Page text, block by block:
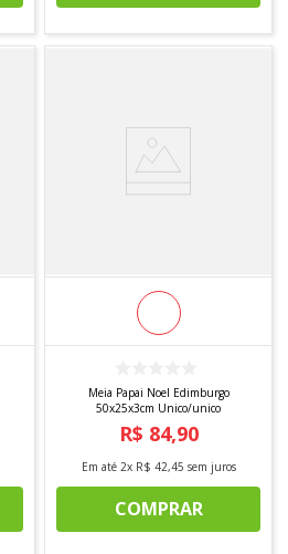
Meia Papai Noel Edimburgo
50x25x3cm Unico/unico
R$ 84,90
Em até 2x R$ 42,45 sem juros
COMPRAR